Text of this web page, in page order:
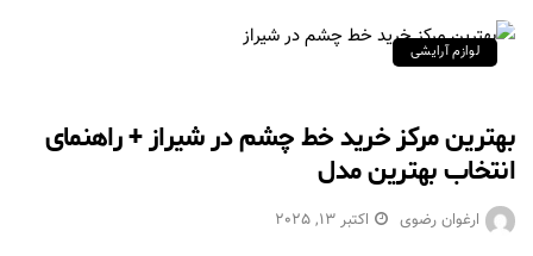
لوازم آرایشی
بهترین مرکز خرید خط چشم در شیراز + راهنمای
انتخاب بهترین مدل
ارغوان رضوی اکتبر 13, 2025